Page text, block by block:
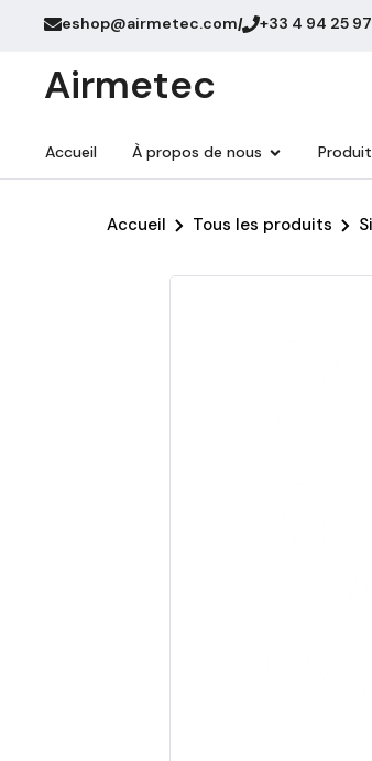
eshop@airmetec.com/ +33 4 94 25
Airmetec
Accueil À propos de nous
Accueil Tous les produits